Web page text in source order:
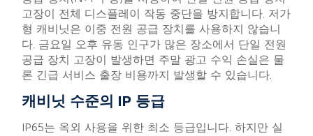
고장이 전체 디스플레이 작동 중단을 방지합니다. 저가
형 캐비닛은 이중 전원 공급 장치를 사용하지 않습니
다. 금요일 오후 유동 인구가 많은 장소에서 단일 전원
공급 장치 고장이 발생하면 주말 광고 수익 손실은 물
론 긴급 서비스 출장 비용까지 발생할 수 있습니다.
캐비닛 수준의 IP 등급
IP65는 옥외 사용을 위한 최소 등급입니다. 하지만 실